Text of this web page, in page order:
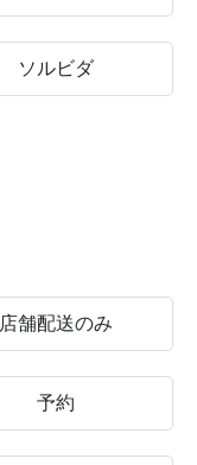
ソルビダ
店舗配送のみ
予約